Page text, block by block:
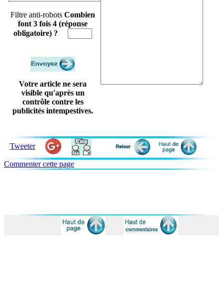
Filtre anti-robots Combien
font 3 fois 4 (réponse
obligatoire) ?
Votre article ne sera
visible qu'après un
contrôle contre les
publicités intempestives.
Tweeter
Commenter cette page